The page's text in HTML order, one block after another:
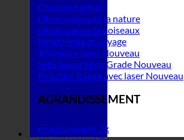
Chasse et gibier
Observation de la nature
Observation des oiseaux
Randonnée et voyage
Télémètre laser
SHG Super High Grade
Pirschler Range avec laser
AGRANDISSEMENT
grossissement 7x